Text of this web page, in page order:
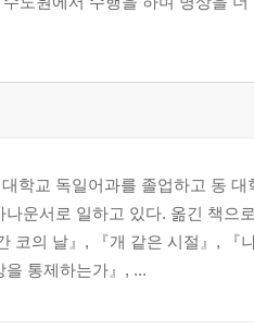
학교 독일어과를 졸업하고 동
나운서로 일하고 있다. 옮긴 책으
코의 날』, 『개 같은 시절』, 『
을 통제하는가』, ...